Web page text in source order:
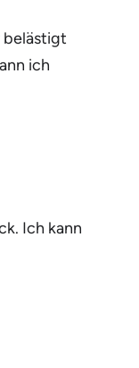
belästigt
ich
Ich kann